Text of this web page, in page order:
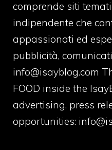
comprende siti
indipendente che
appassionati ed
pubblicità,
info@isayblog.com
FOOD inside the
advertising, press
opportunities: